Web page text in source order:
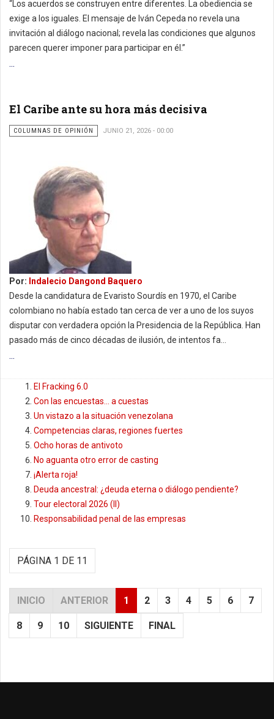
“Los acuerdos se construyen entre diferentes. La obediencia se
exige a los iguales. El mensaje de Iván Cepeda no revela una
invitación al diálogo nacional; revela las condiciones que algunos
parecen querer imponer para participar en él.”
...
El Caribe ante su hora más decisiva
COLUMNAS DE OPINIÓN JUNIO 21, 2026 - 00:00
Por: Indalecio Dangond Baquero
Desde la candidatura de Evaristo Sourdís en 1970, el Caribe
colombiano no había estado tan cerca de ver a uno de los suyos
disputar con verdadera opción la Presidencia de la República. Han
pasado más de cinco décadas de ilusión, de intentos fa...
...
El Fracking 6.0
Con las encuestas… a cuestas
Un vistazo a la situación venezolana
Competencias claras, regiones fuertes
Ocho horas de antivoto
No aguanta otro error de casting
¡Alerta roja!
Deuda ancestral: ¿deuda eterna o diálogo pendiente?
Tour electoral 2026 (II)
Responsabilidad penal de las empresas
PÁGINA 1 DE 11
INICIO ANTERIOR 1 2 3 4 5 6 7
8 9 10 SIGUIENTE FINAL